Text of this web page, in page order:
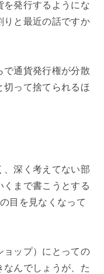
を発行するようにな
りと最近の話ですか
で通貨発行権が分散
切って捨てられるほ
、深く考えてない部
まで書こうとする
目を見なくなって
ョップ）にとっての
なんでしょうが、た